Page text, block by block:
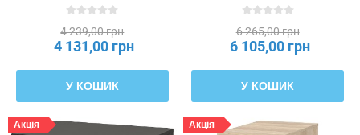
4 239,00 грн
4 131,00 грн
У КОШИК
6 265,00 грн
6 105,00 грн
У КОШИК
Акція Акція